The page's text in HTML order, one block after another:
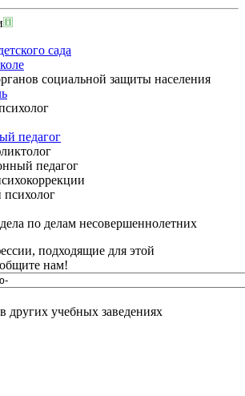
сада
социальной защиты населения
педагог
педагог
по делам несовершеннолетних
подходящие для этой
нам!
других учебных заведениях